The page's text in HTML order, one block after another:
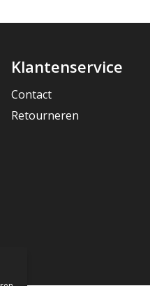
Klantenservice
Contact
Retourneren